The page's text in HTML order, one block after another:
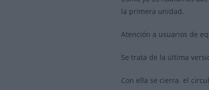
la primera unidad.
Atención a usuarios de
Se trata de la última
Con ella se cierra el